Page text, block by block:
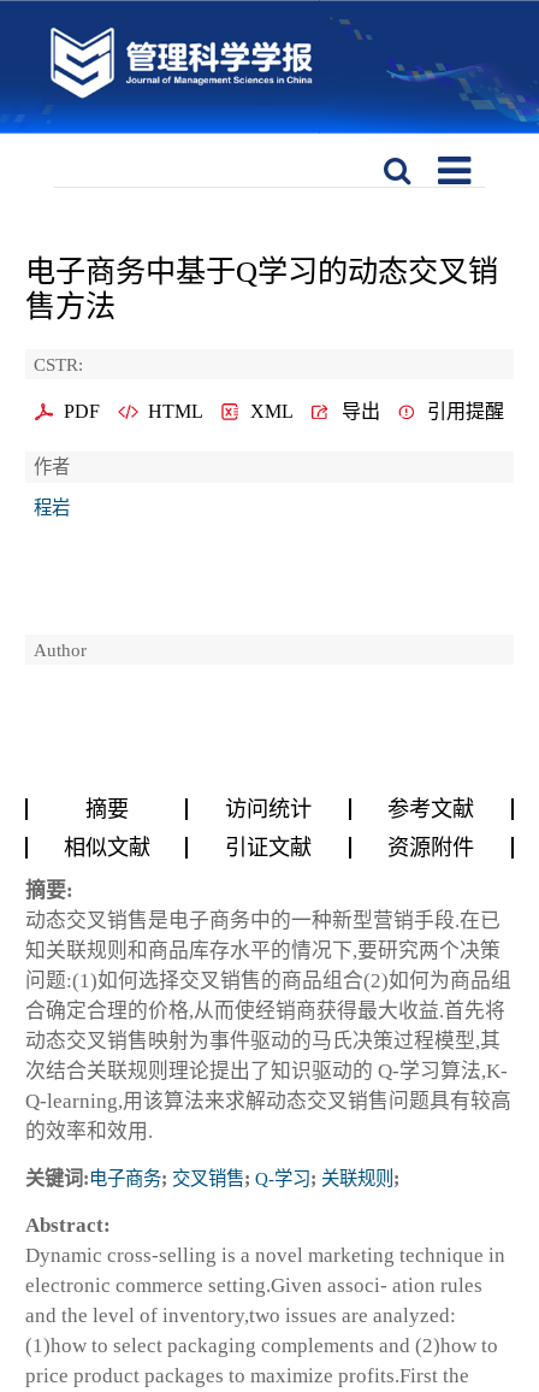
电子商务中基于Q学习的动态交叉销
售方法
CSTR:
PDF HTML XML 导出 引用提醒
作者
程岩
Author
摘要 访问统计
参考文献
相似文献
引证文献 资源附件
摘要:
动态交叉销售是电子商务中的一种新型营销手段.在已
知关联规则和商品库存水平的情况下,要研究两个决策
问题:(1)如何选择交叉销售的商品组合(2)如何为商品组
合确定合理的价格,从而使经销商获得最大收益.首先将
动态交叉销售映射为事件驱动的马氏决策过程模型,其
次结合关联规则理论提出了知识驱动的 Q-学习算法,K-
Q-learning,用该算法来求解动态交叉销售问题具有较高
的效率和效用.
关键词:电子商务; 交叉销售; Q-学习; 关联规则 ;
Abstract:
Dynamic cross-selling is a novel marketing technique in
electronic commerce setting.Given associ- ation rules
and the level of inventory,two issues are analyzed:
(1)how to select packaging complements and (2)how to
price product packages to maximize profits.First the